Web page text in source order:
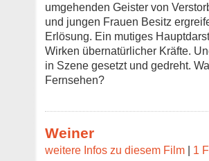
umgehenden Geister von
und jungen Frauen Besitz
Erlösung. Ein mutiges
Wirken übernatürlicher Kräfte.
in Szene gesetzt und gedreht.
Fernsehen?
Weiner
weitere Infos zu diesem Film | 1